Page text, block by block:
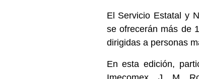
El Servicio Estatal y
se ofrecerán más de
dirigidas a personas
En esta edición,